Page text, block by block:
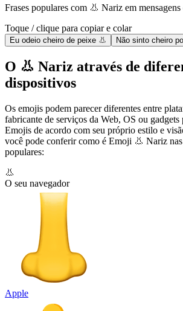
Frases populares com 👃 Nariz em mensagens
Toque / clique para copiar e colar
Eu odeio cheiro de peixe 👃 Não sinto cheiro
O 👃 Nariz através de
dispositivos
Os emojis podem parecer diferentes entre
fabricante de serviços da Web, OS ou
Emojis de acordo com seu próprio estilo e
você pode conferir como é Emoji 👃 Nariz
populares:
👃
O seu navegador
Apple